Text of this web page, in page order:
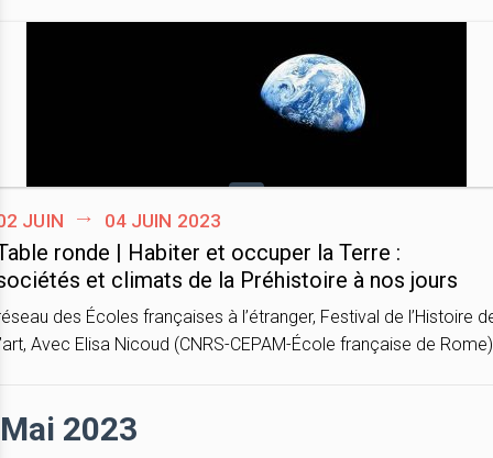
juin 04 juin 2023
ronde | Habiter et occuper la Terre :
et climats de la Préhistoire à nos jours
des Écoles françaises à l’étranger, Festival de l’Histoire
Avec Elisa Nicoud (CNRS-CEPAM-École française de Rome)
Mai 2023